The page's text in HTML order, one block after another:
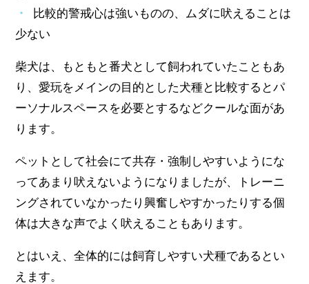
比較的警戒心は強いものの、ムダに吠えることは
少ない
柴犬は、もともと番犬として飼われていたこともあ
り、愛玩をメインの目的とした犬種と比較するとパ
ーソナルスペースを必要とするなどクールな面があ
ります。
ペットとして社会にて共存・強制しやすいようにな
ってあまり吠えないようになりましたが、トレーニ
ングされていなかったり興奮しやすかったりする個
体は大きな声でよく吠えることもあります。
とはいえ、全体的には飼育しやすい犬種であるとい
えます。